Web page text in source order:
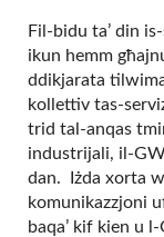
Fil-bidu ta’ din
ikun hemm
ddikjarata
kollettiv tas-
trid tal-anqas
industrijali, il-
dan. Iżda xorta
komunikazzjoni
baqa’ kif kien u